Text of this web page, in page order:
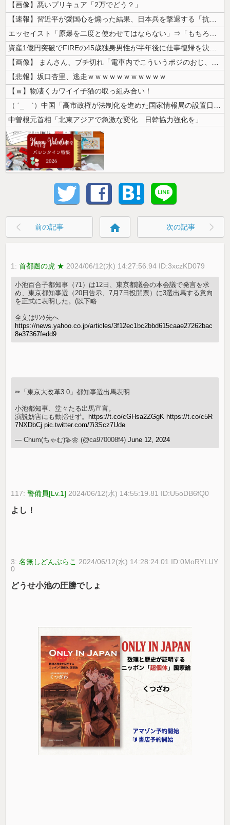
【画像】悪いプリキュア「2万でどう？」
【速報】習近平が愛国心を煽った結果、日本兵を撃退する「抗日テーマパーク...
エッセイスト「原爆を二度と使わせてはならない」⇒「もちろん中国の核も非...
資産1億円突破でFIREの45歳独身男性が半年後に仕事復帰を決意した「...
【画像】 まんさん、ブチ切れ「電車内でこういうポジのおじ、ガチでイラネ...
【悲報】坂口杏里、逃走ｗｗｗｗｗｗｗｗｗｗｗ
【ｗ】物凄くカワイイ子猫の取っ組み合い！
（ ´_ゝ`）中国「高市政権が法制化を進めた国家情報局の設置日が7月3...
中曽根元首相「北東アジアで急激な変化 日韓協力強化を」
前の記事 home 次の記事
1:首都圏の虎 ★ 2024/06/12(水) 14:27:56.94 ID:3xczKD079
小池百合子都知事（71）は12日、東京都議会の本会議で発言を求
め、東京都知事選（20日告示、7月7日投開票）に3選出馬する意向
を正式に表明した。(以下略
全文はﾘﾝｸ先へ
https://news.yahoo.co.jp/articles/3f12ec1bc2bbd615caae27262bac
8e37367fedd9
✏︎「東京大改革3.0」都知事選出馬表明
小池都知事、堂々たる出馬宣言。
演説妨害にも動揺せず。
https://t.co/cGHsa2ZGgK https://t.co/c5R
7NXDbCj pic.twitter.com/7i3Scz7Ude
— Chum(ちゃむ)🪿🌼 (@ca970008f4)June 12, 2024
117:警備員[Lv.1] 2024/06/12(水) 14:55:19.81 ID:U5oDB6fQ0
よし！
3:名無しどんぶらこ 2024/06/12(水) 14:28:24.01 ID:0MoRYLUY
0
どうせ小池の圧勝でしょ